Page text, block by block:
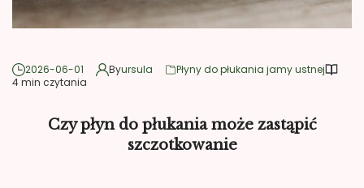
2026-06-01 Byursula
Płyny do płukania jamy ustnej
4 min czytania
Czy płyn do płukania może zastąpić
szczotkowanie